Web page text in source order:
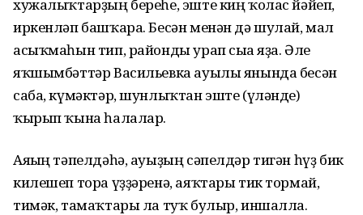
хужалыҡтарҙың береһе, эште киң ҡолас йәйеп,
иркенләп башҡара. Бесән менән дә шулай, мал
асыҡмаһын тип, районды урап сыға яҙа. Әле
яҡшымбәттәр Васильевка ауылы янында бесән
саба, күмәктәр, шунлыҡтан эште (үләнде)
ҡырып ҡына һалалар.
Аяғың тәпелдәһә, ауыҙың сәпелдәр тигән һүҙ бик
килешеп тора үҙҙәренә, аяҡтары тик тормай,
тимәк, тамаҡтары ла туҡ булыр, иншалла.